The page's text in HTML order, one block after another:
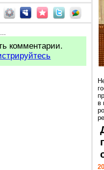
комментарии.
в